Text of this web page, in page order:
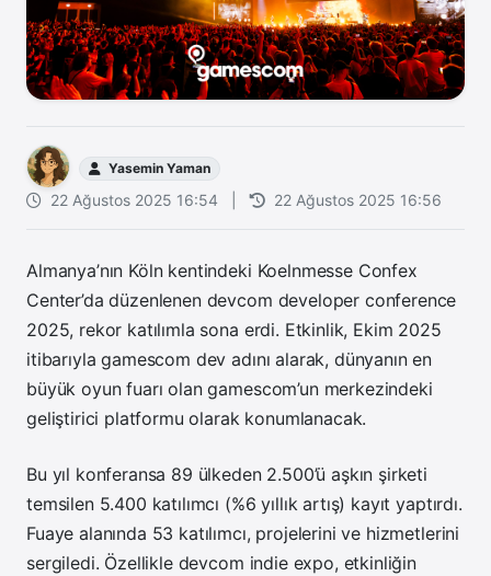
Yasemin Yaman
22 Ağustos 2025 16:54 22 Ağustos 2025 16:56
Almanya’nın Köln kentindeki Koelnmesse Confex
Center’da düzenlenen devcom developer conference
2025, rekor katılımla sona erdi. Etkinlik, Ekim 2025
itibarıyla gamescom dev adını alarak, dünyanın en
büyük oyun fuarı olan gamescom’un merkezindeki
geliştirici platformu olarak konumlanacak.
Bu yıl konferansa 89 ülkeden 2.500’ü aşkın şirketi
temsilen 5.400 katılımcı (%6 yıllık artış) kayıt yaptırdı.
Fuaye alanında 53 katılımcı, projelerini ve hizmetlerini
sergiledi. Özellikle devcom indie expo, etkinliğin